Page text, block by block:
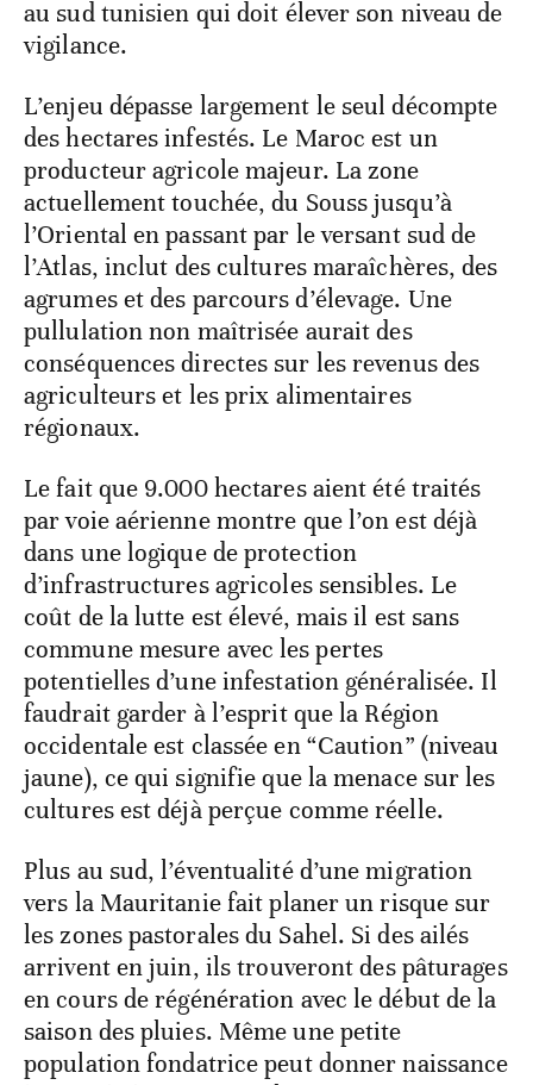
très petite échelle. En Libye, le bulletin
évoque une possible présence localisée dans
l’ouest, appelant à y mener des
prospections. Au Maghreb central, c’est
donc tout l’arc allant de l’Oriental marocain
au sud tunisien qui doit élever son niveau de
vigilance.
L’enjeu dépasse largement le seul décompte
des hectares infestés. Le Maroc est un
producteur agricole majeur. La zone
actuellement touchée, du Souss jusqu’à
l’Oriental en passant par le versant sud de
l’Atlas, inclut des cultures maraîchères, des
agrumes et des parcours d’élevage. Une
pullulation non maîtrisée aurait des
conséquences directes sur les revenus des
agriculteurs et les prix alimentaires
régionaux.
Le fait que 9.000 hectares aient été traités
par voie aérienne montre que l’on est déjà
dans une logique de protection
d’infrastructures agricoles sensibles. Le
coût de la lutte est élevé, mais il est sans
commune mesure avec les pertes
potentielles d’une infestation généralisée. Il
faudrait garder à l’esprit que la Région
occidentale est classée en “Caution” (niveau
jaune), ce qui signifie que la menace sur les
cultures est déjà perçue comme réelle.
Plus au sud, l’éventualité d’une migration